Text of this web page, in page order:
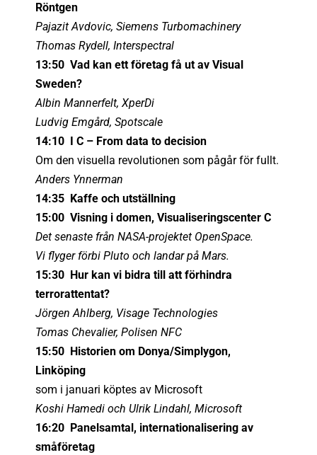
Röntgen
Pajazit Avdovic, Siemens Turbomachinery
Thomas Rydell, Interspectral
13:50 Vad kan ett företag få ut av Visual
Sweden?
Albin Mannerfelt, XperDi
Ludvig Emgård, Spotscale
14:10 I C – From data to decision
Om den visuella revolutionen som pågår för fullt.
Anders Ynnerman
14:35 Kaffe och utställning
15:00 Visning i domen, Visualiseringscenter C
Det senaste från NASA-projektet OpenSpace.
Vi flyger förbi Pluto och landar på Mars.
15:30 Hur kan vi bidra till att förhindra
terrorattentat?
Jörgen Ahlberg, Visage Technologies
Tomas Chevalier, Polisen NFC
15:50 Historien om Donya/Simplygon,
Linköping
som i januari köptes av Microsoft
Koshi Hamedi och Ulrik Lindahl, Microsoft
16:20 Panelsamtal, internationalisering av
småföretag